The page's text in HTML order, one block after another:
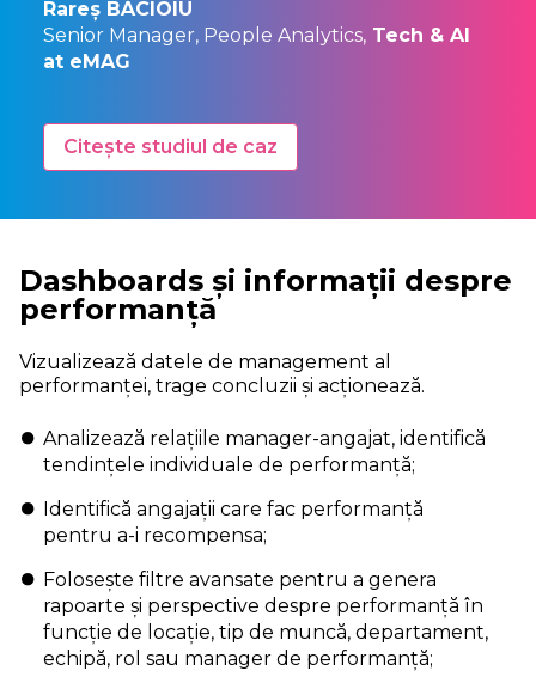
Rareș BĂCIOIU
Senior Manager, People Analytics, Tech & AI
at eMAG
Citește studiul de caz
Dashboards și informații despre
performanță
Vizualizează datele de management al
performanței, trage concluzii și acționează.
Analizează relațiile manager-angajat, identifică
tendințele individuale de performanță;
Identifică angajații care fac performanță
pentru a-i recompensa;
Folosește filtre avansate pentru a genera
rapoarte și perspective despre performanță în
funcție de locație, tip de muncă, departament,
echipă, rol sau manager de performanță;